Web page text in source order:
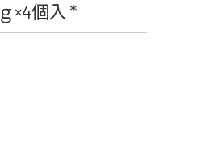
×4個入 *